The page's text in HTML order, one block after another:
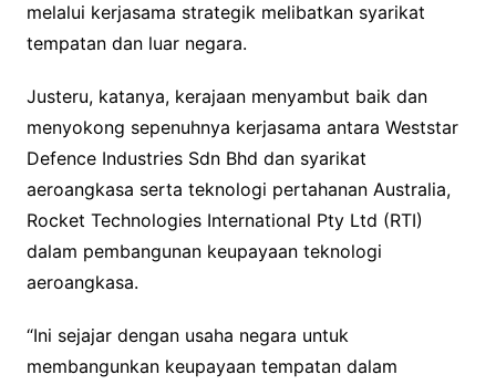
melalui kerjasama strategik melibatkan syarikat
tempatan dan luar negara.
Justeru, katanya, kerajaan menyambut baik dan
menyokong sepenuhnya kerjasama antara Weststar
Defence Industries Sdn Bhd dan syarikat
aeroangkasa serta teknologi pertahanan Australia,
Rocket Technologies International Pty Ltd (RTI)
dalam pembangunan keupayaan teknologi
aeroangkasa.
“Ini sejajar dengan usaha negara untuk
membangunkan keupayaan tempatan dalam